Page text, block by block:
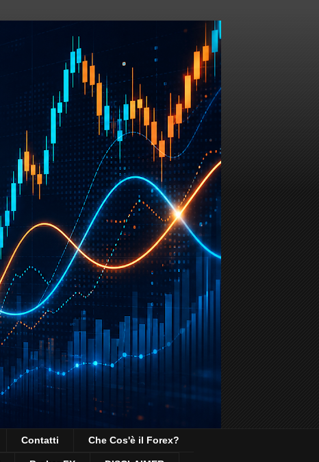
Contatti Che Cos'è il Forex?